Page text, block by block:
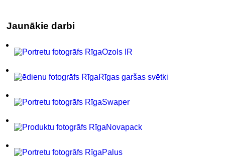
Jaunākie darbi
Ozols IR
Rīgas garšas svētki
Swaper
Novapack
Palus